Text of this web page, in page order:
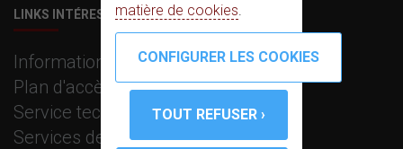
matière de cookies.
LINKS INTÉRESSANTS
Information corporative
Plan d'accès
Service technique
Services de fabrication